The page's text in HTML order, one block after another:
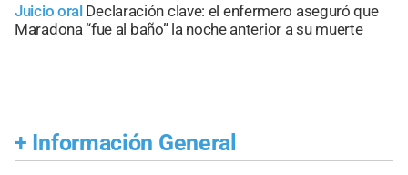
Juicio oral Declaración clave: el enfermero aseguró que
Maradona “fue al baño” la noche anterior a su muerte
+ Información General